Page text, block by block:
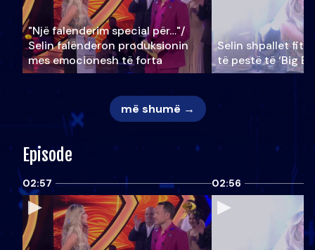
"Një falenderim special për…"/
Selin falënderon produksionin
mes emocionesh të forta
Selin shpallet
të pestë të ‘Big
më shumë →
Episode
02:57 02:56